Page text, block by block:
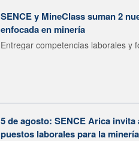
SENCE y MineClass suman 2
enfocada en minería
Entregar competencias laborales y
5 de agosto: SENCE Arica
puestos laborales para la minería